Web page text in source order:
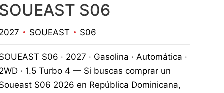
SOUEAST S06
2027 SOUEAST S06
SOUEAST S06 · 2027 · Gasolina · Automática ·
2WD · 1.5 Turbo 4 — Si buscas comprar un
Soueast S06 2026 en República Dominicana,